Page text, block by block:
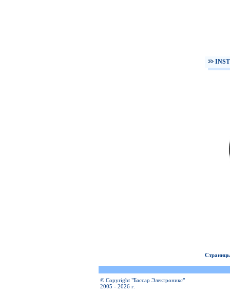
© Copyright "Бассар Электроникс"
2005 - 2026 г.